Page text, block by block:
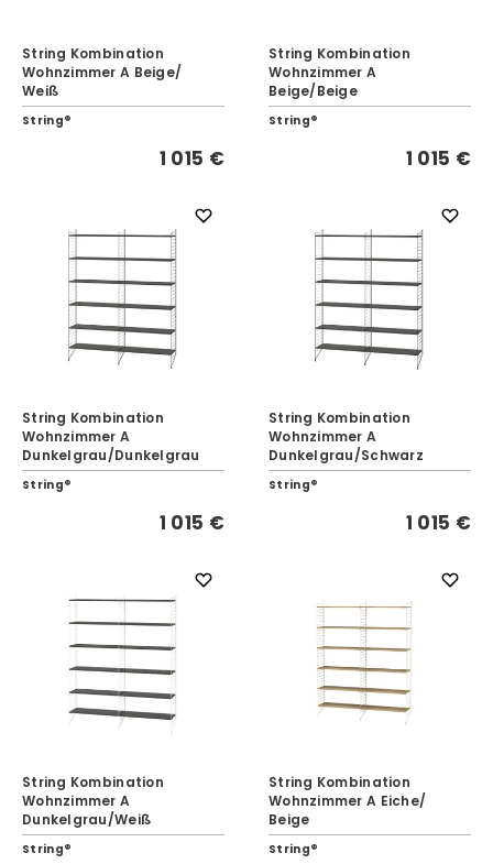
String Kombination
Wohnzimmer A Beige/
Weiß
String®
1 015 €
String Kombination
Wohnzimmer A
Beige/Beige
String®
1 015 €
String Kombination
Wohnzimmer A
Dunkelgrau/Dunkelgrau
String®
1 015 €
String Kombination
Wohnzimmer A
Dunkelgrau/Schwarz
String®
1 015 €
String Kombination
Wohnzimmer A
Dunkelgrau/Weiß
String®
String Kombination
Wohnzimmer A Eiche/
Beige
String®